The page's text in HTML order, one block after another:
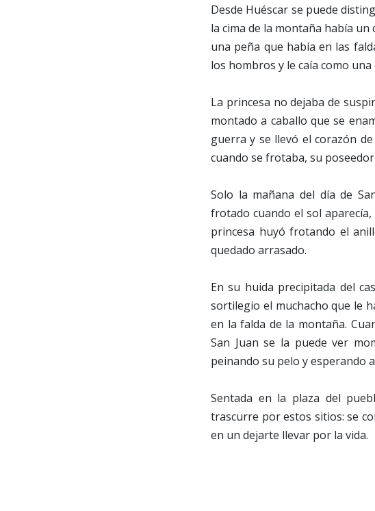
Desde Huéscar se puede
la cima de la montaña había un
una peña que había en las
los hombros y le caía como
La princesa no dejaba de
montado a caballo que se
guerra y se llevó el corazón
cuando se frotaba, su
Solo la mañana del día de
frotado cuando el sol
princesa huyó frotando el
quedado arrasado.
En su huida precipitada del
sortilegio el muchacho que le
en la falda de la montaña.
San Juan se la puede ver
peinando su pelo y esperando
Sentada en la plaza del
trascurre por estos sitios: se
en un dejarte llevar por la vida.